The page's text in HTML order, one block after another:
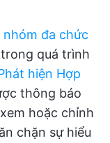
nhóm đa chức
quá trình
hiện Hợp
thông báo
hoặc chỉnh
chặn sự hiểu